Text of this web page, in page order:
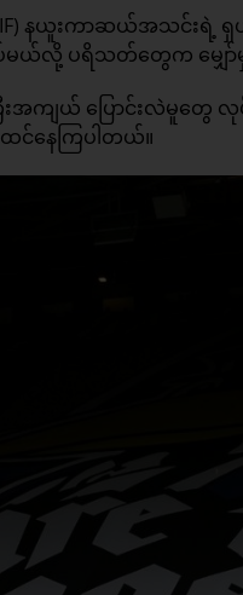
(PIF) နယူးကာဆယ်အသင်
မယ်လို့ ပရိသတ်တွေက မျှော်မှ
အကျယ် ပြောင်းလဲမူတွ
နေကြပါတယ်။